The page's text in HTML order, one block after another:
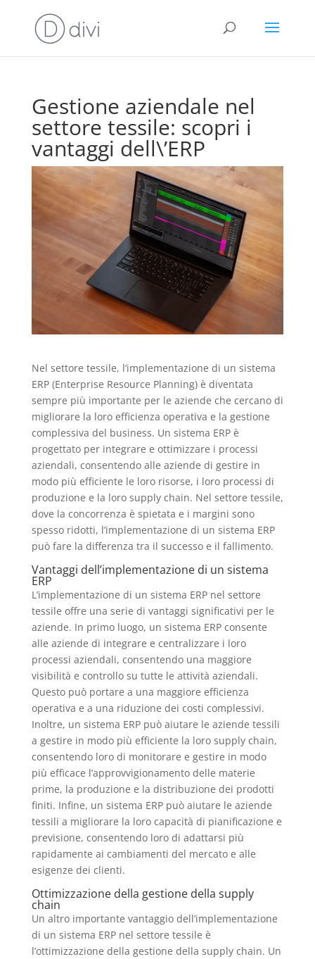
Gestione aziendale nel
settore tessile: scopri i
vantaggi dell\’ERP
Nel settore tessile, l’implementazione di un sistema
ERP (Enterprise Resource Planning) è diventata
sempre più importante per le aziende che cercano di
migliorare la loro efficienza operativa e la gestione
complessiva del business. Un sistema ERP è
progettato per integrare e ottimizzare i processi
aziendali, consentendo alle aziende di gestire in
modo più efficiente le loro risorse, i loro processi di
produzione e la loro supply chain. Nel settore tessile,
dove la concorrenza è spietata e i margini sono
spesso ridotti, l’implementazione di un sistema ERP
può fare la differenza tra il successo e il fallimento.
Vantaggi dell’implementazione di un sistema
ERP
L’implementazione di un sistema ERP nel settore
tessile offre una serie di vantaggi significativi per le
aziende. In primo luogo, un sistema ERP consente
alle aziende di integrare e centralizzare i loro
processi aziendali, consentendo una maggiore
visibilità e controllo su tutte le attività aziendali.
Questo può portare a una maggiore efficienza
operativa e a una riduzione dei costi complessivi.
Inoltre, un sistema ERP può aiutare le aziende tessili
a gestire in modo più efficiente la loro supply chain,
consentendo loro di monitorare e gestire in modo
più efficace l’approvvigionamento delle materie
prime, la produzione e la distribuzione dei prodotti
finiti. Infine, un sistema ERP può aiutare le aziende
tessili a migliorare la loro capacità di pianificazione e
previsione, consentendo loro di adattarsi più
rapidamente ai cambiamenti del mercato e alle
esigenze dei clienti.
Ottimizzazione della gestione della supply
chain
Un altro importante vantaggio dell’implementazione
di un sistema ERP nel settore tessile è
l’ottimizzazione della gestione della supply chain. Un